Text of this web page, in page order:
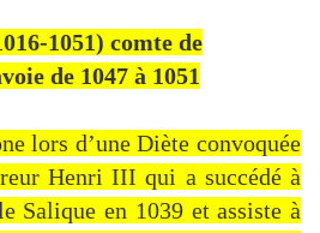
1051) comte de
de 1047 à 1051
lors d’une Diète convoquée
Henri III qui a succédé à
Salique en 1039 et assiste à